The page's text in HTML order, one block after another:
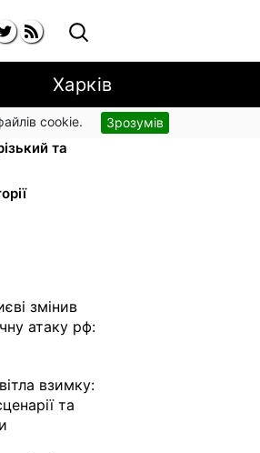
Харків
cookie. Зрозумів
та
змінив
атаку рф:
взимку:
та